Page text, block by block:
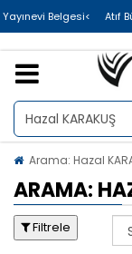
>Uluslararası Yayınevi Belgesi
Arama: Hazal
ARAMA:
Filtrele